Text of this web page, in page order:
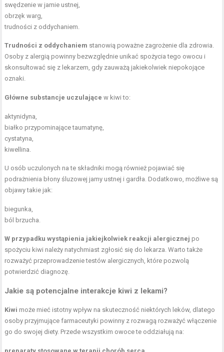
swędzenie w jamie ustnej,
obrzęk warg,
trudności z oddychaniem.
Trudności z oddychaniem stanowią poważne zagrożenie dla zdrowia.
Osoby z alergią powinny bezwzględnie unikać spożycia tego owocu i
skonsultować się z lekarzem, gdy zauważą jakiekolwiek niepokojące
oznaki.
Główne substancje uczulające w kiwi to:
aktynidyna,
białko przypominające taumatynę,
cystatyna,
kiwellina.
U osób uczulonych na te składniki mogą również pojawiać się
podrażnienia błony śluzowej jamy ustnej i gardła. Dodatkowo, możliwe są
objawy takie jak:
biegunka,
ból brzucha.
W przypadku wystąpienia jakiejkolwiek reakcji alergicznej po
spożyciu kiwi należy natychmiast zgłosić się do lekarza. Warto także
rozważyć przeprowadzenie testów alergicznych, które pozwolą
potwierdzić diagnozę.
Jakie są potencjalne interakcje kiwi z lekami?
Kiwi może mieć istotny wpływ na skuteczność niektórych leków, dlatego
osoby przyjmujące farmaceutyki powinny z rozwagą rozważyć włączenie
go do swojej diety. Przede wszystkim owoce te oddziałują na: